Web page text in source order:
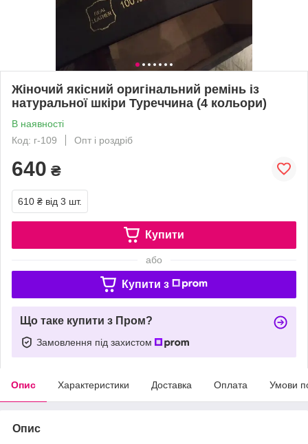
Жіночий якісний оригінальний ремінь із
натуральної шкіри Туреччина (4 кольори)
В наявності
Код: г-109
Опт і роздріб
640 ₴
610 ₴ від 3 шт.
Купити
або
Купити з
Що таке купити з Пром?
Замовлення під захистом
Опис Характеристики Доставка Оплата Умови
Опис